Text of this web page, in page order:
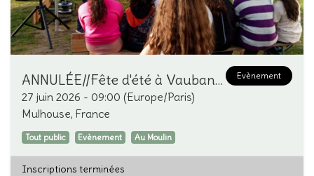
Evènement
ANNULÉE//Fête d'été à Vauban-Neppert
27 juin 2026 - 09:00 (Europe/Paris)
Mulhouse, France
Tout public Evènement Au Moulin
Inscriptions terminées